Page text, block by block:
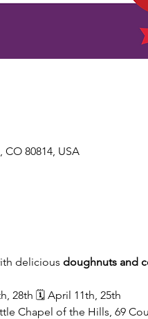
80814, USA
delicious doughnuts and
28th 🗓️ April 11th, 25th
Chapel of the Hills, 69